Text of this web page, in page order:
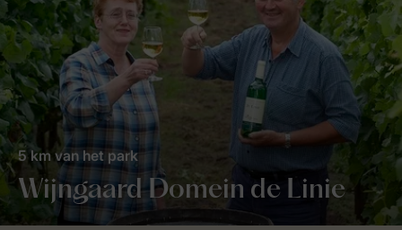
Wijngaard Domein de Linie
5 km van het park